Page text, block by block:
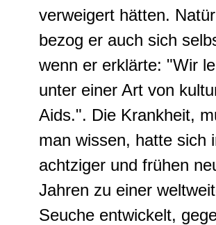
verweigert hätten.
bezog er auch sich
wenn er erklärte: "Wir
unter einer Art von
Aids.". Die Krankheit,
man wissen, hatte sich
achtziger und frühen
Jahren zu einer
Seuche entwickelt,